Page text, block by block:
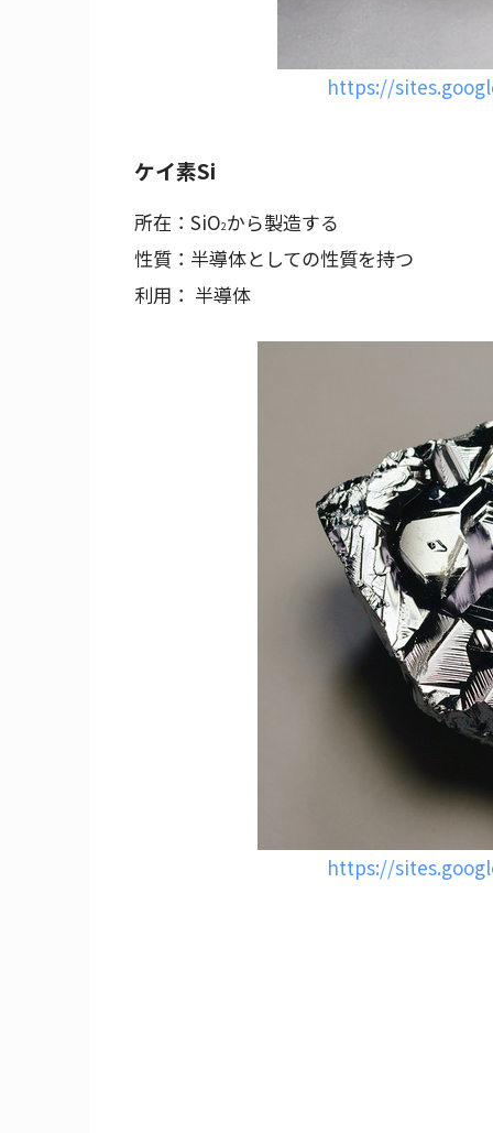
https://
ケイ素Si
所在：SiO2から製造する
性質：半導体としての性質を持つ
利用： 半導体
https://